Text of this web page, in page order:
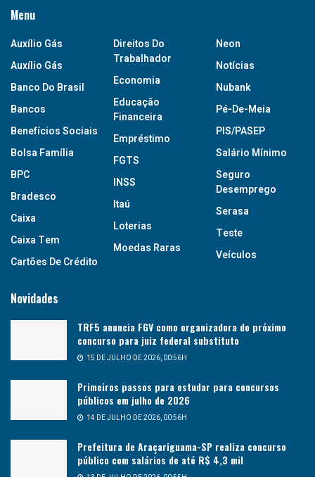
Menu
Auxílio Gás
Auxílio Gás
Banco Do Brasil
Bancos
Benefícios Sociais
Bolsa Família
BPC
Bradesco
Caixa
Caixa Tem
Cartões De Crédito
Direitos Do
Trabalhador
Economia
Educação
Financeira
Empréstimo
FGTS
INSS
Itaú
Loterias
Moedas Raras
Neon
Notícias
Nubank
Pé-De-Meia
PIS/PASEP
Salário Mínimo
Seguro
Desemprego
Serasa
Teste
Veículos
Novidades
TRF5 anuncia FGV como organizadora do próximo
concurso para juiz federal substituto
15 DE JULHO DE 2026, 00:56H
Primeiros passos para estudar para concursos
públicos em julho de 2026
14 DE JULHO DE 2026, 00:56H
Prefeitura de Araçariguama-SP realiza concurso
público com salários de até R$ 4,3 mil